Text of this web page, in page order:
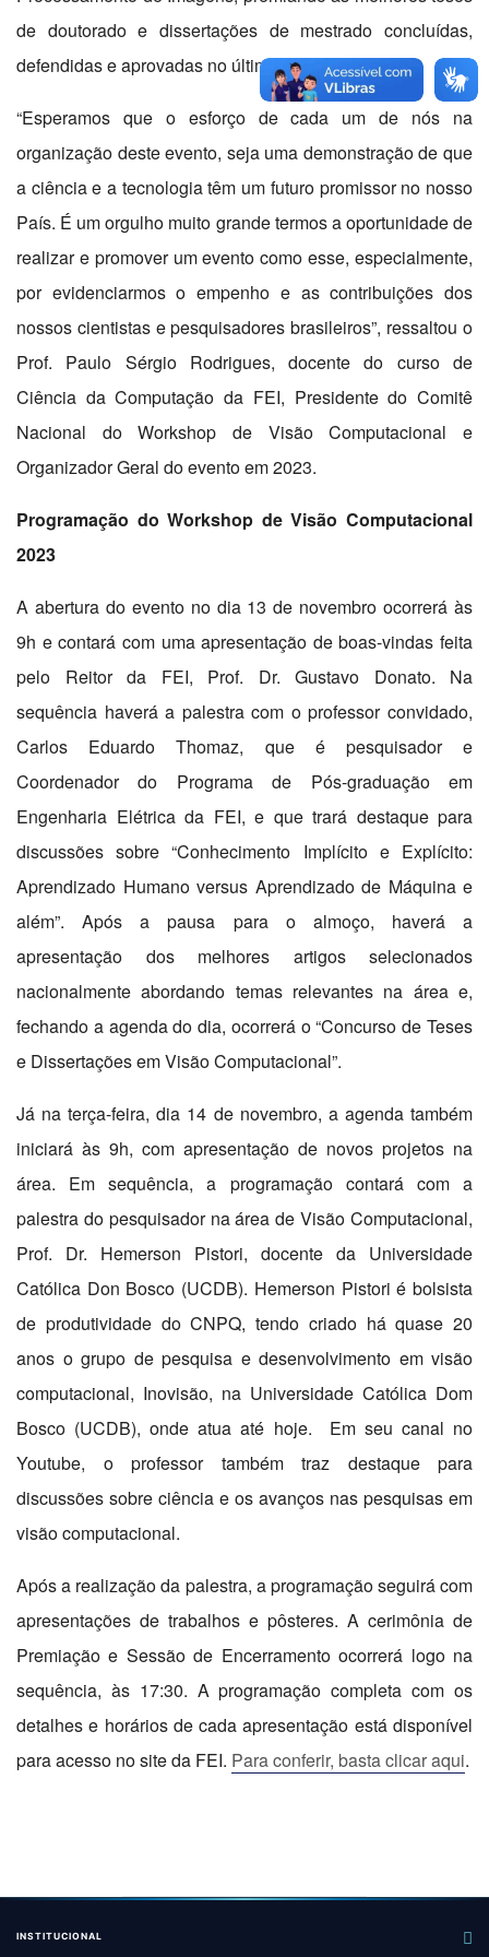
de doutorado e dissertações de mestrado concluídas,
defendidas e aprovadas no último ano.
“Esperamos que o esforço de cada um de nós na
organização deste evento, seja uma demonstração de que
a ciência e a tecnologia têm um futuro promissor no nosso
País. É um orgulho muito grande termos a oportunidade de
realizar e promover um evento como esse, especialmente,
por evidenciarmos o empenho e as contribuições dos
nossos cientistas e pesquisadores brasileiros”, ressaltou o
Prof. Paulo Sérgio Rodrigues, docente do curso de
Ciência da Computação da FEI, Presidente do Comitê
Nacional do Workshop de Visão Computacional e
Organizador Geral do evento em 2023.
Programação do Workshop de Visão Computacional
2023
A abertura do evento no dia 13 de novembro ocorrerá às
9h e contará com uma apresentação de boas-vindas feita
pelo Reitor da FEI, Prof. Dr. Gustavo Donato. Na
sequência haverá a palestra com o professor convidado,
Carlos Eduardo Thomaz, que é pesquisador e
Coordenador do Programa de Pós-graduação em
Engenharia Elétrica da FEI, e que trará destaque para
discussões sobre “Conhecimento Implícito e Explícito:
Aprendizado Humano versus Aprendizado de Máquina e
além”. Após a pausa para o almoço, haverá a
apresentação dos melhores artigos selecionados
nacionalmente abordando temas relevantes na área e,
fechando a agenda do dia, ocorrerá o “Concurso de Teses
e Dissertações em Visão Computacional”.
Já na terça-feira, dia 14 de novembro, a agenda também
iniciará às 9h, com apresentação de novos projetos na
área. Em sequência, a programação contará com a
palestra do pesquisador na área de Visão Computacional,
Prof. Dr. Hemerson Pistori, docente da Universidade
Católica Don Bosco (UCDB). Hemerson Pistori é bolsista
de produtividade do CNPQ, tendo criado há quase 20
anos o grupo de pesquisa e desenvolvimento em visão
computacional, Inovisão, na Universidade Católica Dom
Bosco (UCDB), onde atua até hoje. Em seu canal no
Youtube, o professor também traz destaque para
discussões sobre ciência e os avanços nas pesquisas em
visão computacional.
Após a realização da palestra, a programação seguirá com
apresentações de trabalhos e pôsteres. A cerimônia de
Premiação e Sessão de Encerramento ocorrerá logo na
sequência, às 17:30. A programação completa com os
detalhes e horários de cada apresentação está disponível
para acesso no site da FEI. Para conferir, basta clicar aqui.
INSTITUCIONAL